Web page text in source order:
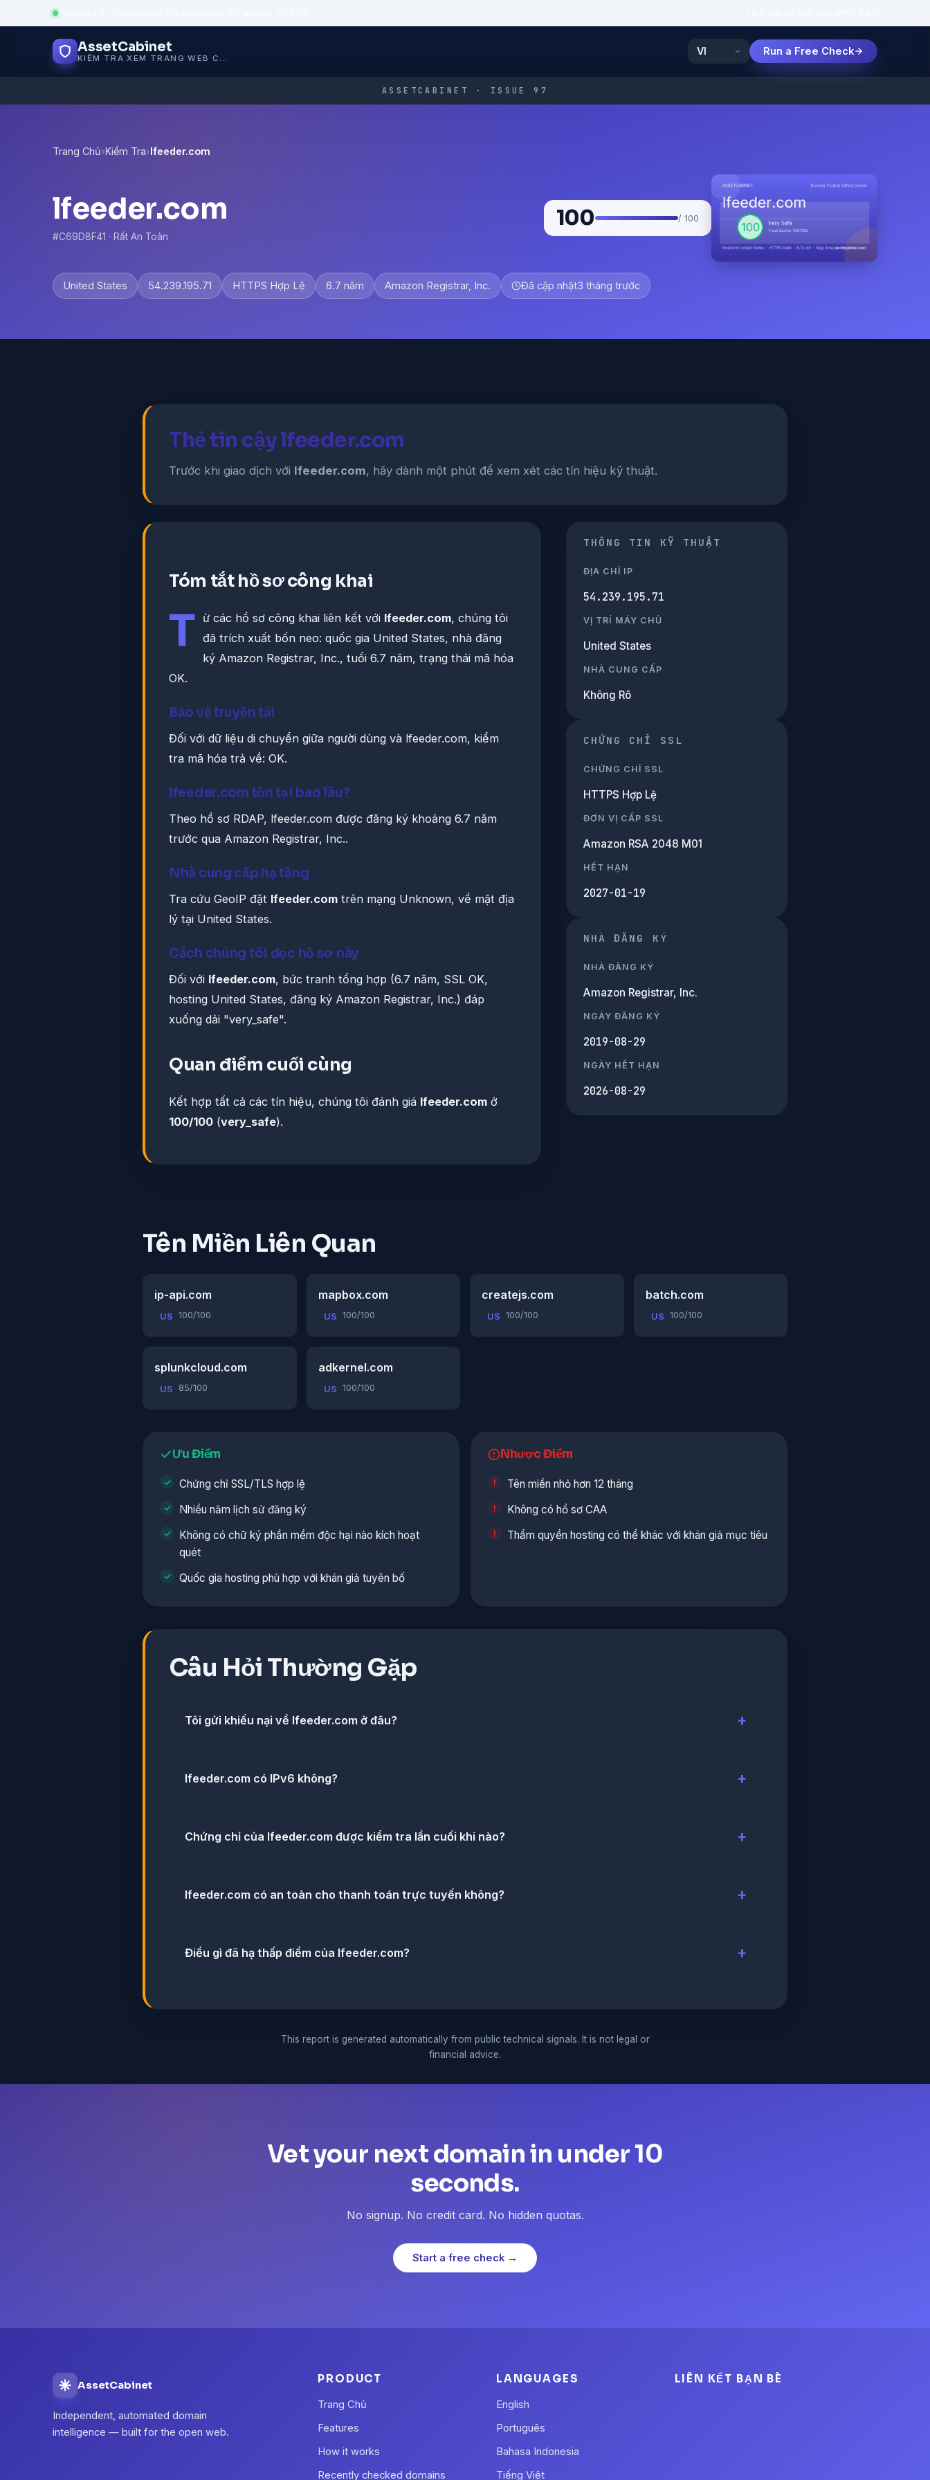
Powered by trustworthy infrastructure
AssetCabinet
KIỂM TRA XEM TRANG WEB CÓ AN TOÀN KHÔNG
Run a Free Check
ASSETCABINET · ISSUE 97
Trang Chủ›Kiểm Tra›lfeeder.com
lfeeder.com
#C69D8F41 · Rất An Toàn
100 / 100
United States 54.239.195.71 HTTPS Hợp Lệ 6.7 năm Amazon Registrar, Inc. Đã cập nhật3 tháng trước
Thẻ tin cậy lfeeder.com
Trước khi giao dịch với lfeeder.com, hãy dành một phút để xem xét các tín hiệu kỹ thuật.
Tóm tắt hồ sơ công khai
T ừ các hồ sơ công khai liên kết với lfeeder.com, chúng tôi
đã trích xuất bốn neo: quốc gia United States, nhà đăng
ký Amazon Registrar, Inc., tuổi 6.7 năm, trạng thái mã hóa
OK.
Bảo vệ truyền tải
Đối với dữ liệu di chuyển giữa người dùng và lfeeder.com, kiểm
tra mã hóa trả về: OK.
lfeeder.com tồn tại bao lâu?
Theo hồ sơ RDAP, lfeeder.com được đăng ký khoảng 6.7 năm
trước qua Amazon Registrar, Inc..
Nhà cung cấp hạ tầng
Tra cứu GeoIP đặt lfeeder.com trên mạng Unknown, về mặt địa
lý tại United States.
Cách chúng tôi đọc hồ sơ này
Đối với lfeeder.com, bức tranh tổng hợp (6.7 năm, SSL OK,
hosting United States, đăng ký Amazon Registrar, Inc.) đáp
xuống dải "very_safe".
Quan điểm cuối cùng
Kết hợp tất cả các tín hiệu, chúng tôi đánh giá lfeeder.com ở
100/100 (very_safe).
THÔNG TIN KỸ THUẬT
ĐỊA CHỈ IP
54.239.195.71
VỊ TRÍ MÁY CHỦ
United States
NHÀ CUNG CẤP
Không Rõ
CHỨNG CHỈ SSL
CHỨNG CHỈ SSL
HTTPS Hợp Lệ
ĐƠN VỊ CẤP SSL
Amazon RSA 2048 M01
HẾT HẠN
2027-01-19
NHÀ ĐĂNG KÝ
NHÀ ĐĂNG KÝ
Amazon Registrar, Inc.
NGÀY ĐĂNG KÝ
2019-08-29
NGÀY HẾT HẠN
2026-08-29
Tên Miền Liên Quan
ip-api.com
US 100/100
mapbox.com
US 100/100
createjs.com
US 100/100
batch.com
US 100/100
splunkcloud.com
US 85/100
adkernel.com
US 100/100
Ưu Điểm
Chứng chỉ SSL/TLS hợp lệ
Nhiều năm lịch sử đăng ký
Không có chữ ký phần mềm độc hại nào kích hoạt
quét
Quốc gia hosting phù hợp với khán giả tuyên bố
Nhược Điểm
Tên miền nhỏ hơn 12 tháng
Không có hồ sơ CAA
Thẩm quyền hosting có thể khác với khán giả mục tiêu
Câu Hỏi Thường Gặp
Tôi gửi khiếu nại về lfeeder.com ở đâu?
lfeeder.com có IPv6 không?
Chứng chỉ của lfeeder.com được kiểm tra lần cuối khi nào?
lfeeder.com có an toàn cho thanh toán trực tuyến không?
Điều gì đã hạ thấp điểm của lfeeder.com?
This report is generated automatically from public technical signals. It is not legal or
financial advice.
Vet your next domain in under 10
seconds.
No signup. No credit card. No hidden quotas.
Start a free check →
AssetCabinet
Independent, automated domain
intelligence — built for the open web.
PRODUCT
Trang Chủ
Features
How it works
Recently checked domains
LANGUAGES
English
Português
Bahasa Indonesia
Tiếng Việt
LIÊN KẾT BẠN BÈ